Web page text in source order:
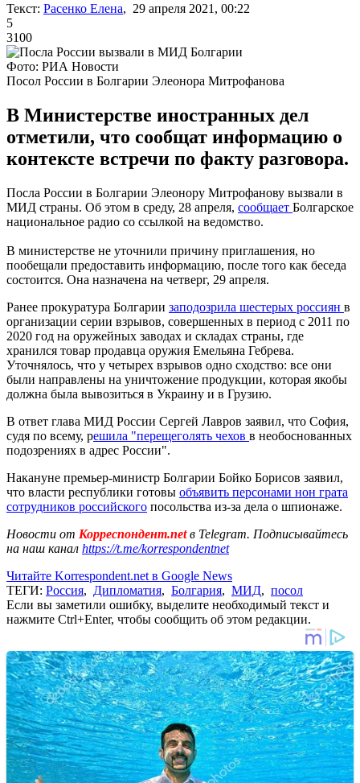
Текст: Расенко Елена, 29 апреля 2021, 00:22
5
3100
Фото: РИА Новости
Посол России в Болгарии Элеонора Митрофанова
В Министерстве иностранных дел
отметили, что сообщат информацию о
контексте встречи по факту разговора.
Посла России в Болгарии Элеонору Митрофанову вызвали в
МИД страны. Об этом в среду, 28 апреля, сообщает Болгарское
национальное радио со ссылкой на ведомство.
В министерстве не уточнили причину приглашения, но
пообещали предоставить информацию, после того как беседа
состоится. Она назначена на четверг, 29 апреля.
Ранее прокуратура Болгарии заподозрила шестерых россиян в
организации серии взрывов, совершенных в период с 2011 по
2020 год на оружейных заводах и складах страны, где
хранился товар продавца оружия Емельяна Гебрева.
Уточнялось, что у четырех взрывов одно сходство: все они
были направлены на уничтожение продукции, которая якобы
должна была вывозиться в Украину и в Грузию.
В ответ глава МИД России Сергей Лавров заявил, что София,
судя по всему, решила "перещеголять чехов в необоснованных
подозрениях в адрес России".
Накануне премьер-министр Болгарии Бойко Борисов заявил,
что власти республики готовы объявить персонами нон грата
сотрудников российского посольства из-за дела о шпионаже.
Новости от Корреспондент.netв Telegram. Подписывайтесь
на наш канал https://t.me/korrespondentnet
Читайте Korrespondent.net в Google News
ТЕГИ: Россия, Дипломатия, Болгария, МИД, посол
Если вы заметили ошибку, выделите необходимый текст и
нажмите Ctrl+Enter, чтобы сообщить об этом редакции.